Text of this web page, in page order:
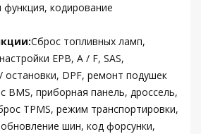
кодирование
Сброс топливных ламп,
EPB, A / F, SAS,
/ остановки, DPF, ремонт подушек
BMS, приборная панель, дроссель,
TPMS, режим транспортировки,
шин, код форсунки,